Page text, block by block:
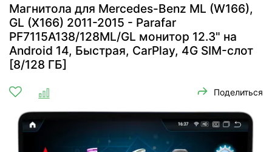
Магнитола для Mercedes-Benz ML (W166),
GL (X166) 2011-2015 - Parafar
PF7115A138/128ML/GL монитор 12.3" на
Android 14, Быстрая, CarPlay, 4G SIM-слот
[8/128 ГБ]
Поделиться